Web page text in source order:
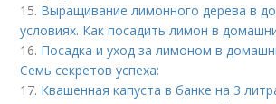
15. Выращивание лимонного дерева в
условиях. Как посадить лимон в
16. Посадка и уход за лимоном в
Семь секретов успеха:
17. Квашенная капуста в банке на 3